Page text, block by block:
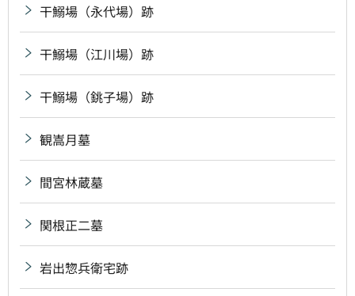
干鰯場（永代場）跡
干鰯場（江川場）跡
干鰯場（銚子場）跡
観嵩月墓
間宮林蔵墓
関根正二墓
岩出惣兵衛宅跡